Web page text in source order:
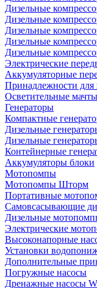
Дизельные
Дизельные
Дизельные
Дизельные
Дизельные
Электрические
Аккумуляторные
Принадлежности для
Осветительные мачты
Генераторы
Компактные
Дизельные
Дизельные
Контейнерные
Аккумуляторы блоки
Мотопомпы
Мотопомпы Шторм
Портативные
Самовсасывающие
Дизельные
Электрические
Высоконапорные
Установки
Дополнительные
Погружные насосы
Дренажные насосы